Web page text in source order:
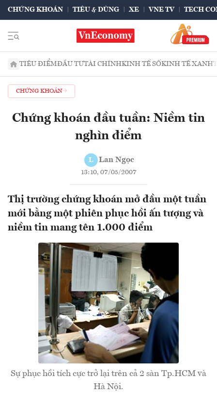
CHỨNG KHOÁN TIÊU & DÙNG XE VNE TV TECH
TIÊU ĐIỂMĐẦU TƯTÀI CHÍNHKINH TẾ SỐKINH TẾ XANH
CHỨNG KHOÁN
Chứng khoán đầu tuần: Niềm tin
nghìn điểm
L Lan Ngọc
13:10, 07/05/2007
Thị trường chứng khoán mở đầu một tuần
mới bằng một phiên phục hồi ấn tượng và
niềm tin mang tên 1.000 điểm
Sự phục hồi tích cực trở lại trên cả 2 sàn Tp.HCM và
Hà Nội.